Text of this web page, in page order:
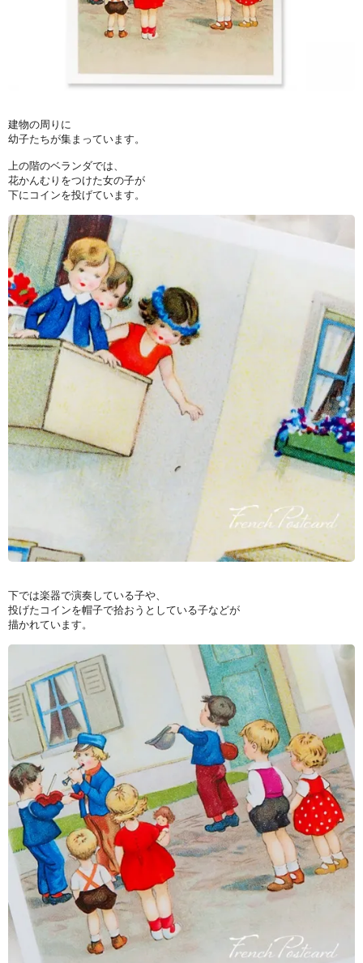
建物の周りに
幼子たちが集まっています。
上の階のベランダでは、
花かんむりをつけた女の子が
下にコインを投げています。
下では楽器で演奏している子や、
投げたコインを帽子で拾おうとしている子などが
描かれています。